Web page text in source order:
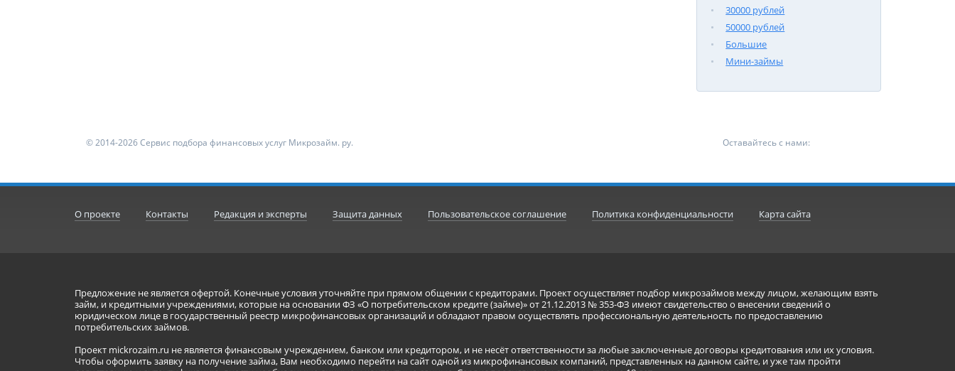
30000 рублей
50000 рублей
Большие
Мини-займы
© 2014-2026 Сервис подбора финансовых услуг Микрозайм. ру. Оставайтесь с нами:
О проекте Контакты Редакция и эксперты Защита данных Пользовательское соглашение Политика конфиденциальности Карта сайта
Предложение не является офертой. Конечные условия уточняйте при прямом общении с кредиторами. Проект осуществляет подбор микрозаймов между лицом, желающим взять
займ, и кредитными учреждениями, которые на основании ФЗ «О потребительском кредите (займе)» от 21.12.2013 № 353-ФЗ имеют свидетельство о внесении сведений о
юридическом лице в государственный реестр микрофинансовых организаций и обладают правом осуществлять профессиональную деятельность по предоставлению
потребительских займов.
Проект mickrozaim.ru не является финансовым учреждением, банком или кредитором, и не несёт ответственности за любые заключенные договоры кредитования или их условия.
Чтобы оформить заявку на получение займа, Вам необходимо перейти на сайт одной из микрофинансовых компаний, представленных на данном сайте, и уже там пройти